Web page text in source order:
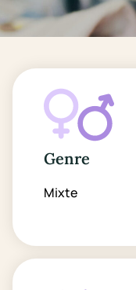
Genre
Mixte